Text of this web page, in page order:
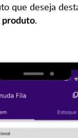
que deseja
produto.